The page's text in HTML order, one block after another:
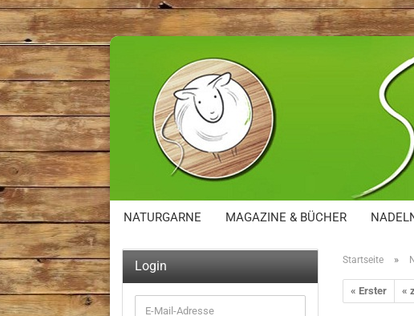
NATURGARNE MAGAZINE & BÜCHER
Startseite »
« Erster «
Login
E-